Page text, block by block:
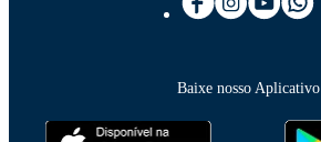
Baixe nosso Aplicativo